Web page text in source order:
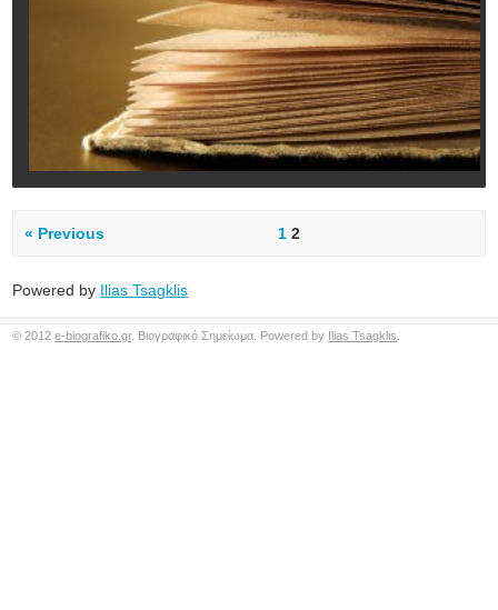
« Previous 1 2
Powered by Ilias Tsagklis
© 2012e-biografiko.gr. Βιογραφικό Σημείωμα. Powered by Ilias Tsagklis